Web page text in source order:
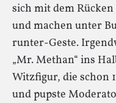
sich mit dem
und machen unter
runter-Geste.
„Mr. Methan“ ins
Witzfigur, die schon
und pupste